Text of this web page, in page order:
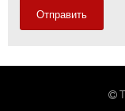
Отправить